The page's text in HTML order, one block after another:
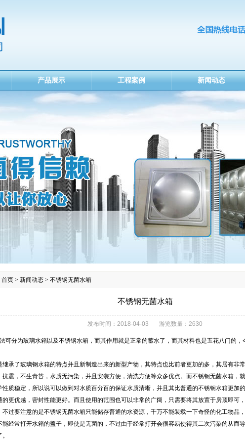
产品展示 工程案例 新闻动态
首页 > 新闻动态 > 不锈钢无菌水箱
不锈钢无菌水箱
发布时间： 2018-04-03 游览数量： 2630
可分为玻璃水箱以及不锈钢水箱，而其作用就是正常的蓄水了，而其材料也是五花八门的
承了玻璃钢水箱的特点并且新制造出来的新型产物，其特点也比前者更加的多，其居有非
抗震，不生青苔，水质无污染，并且安装方便，清洗方便等众多优点。而不锈钢无菌水箱，
性质稳定，所以说可以做到对水质百分百的保证水质清晰，并且其比普通的不锈钢水箱更加
的更优越，密封性能更好。而且使用的范围也可以非常的广阔，只需要将其放置于房顶即可
不过要注意的是不锈钢无菌水箱只能储存普通的水资源，千万不能装载一下奇怪的化工物品
能经常打开水箱的盖子，即使是无菌的，不过由于经常打开会很容易使得其二次污染的从而